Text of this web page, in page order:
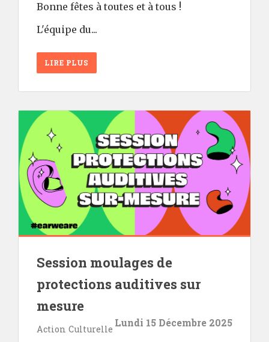
Bonne fêtes à toutes et à tous !
L'équipe du...
LIRE PLUS
Session moulages de
protections auditives sur
mesure
Action Culturelle
Lundi 15 Décembre 2025